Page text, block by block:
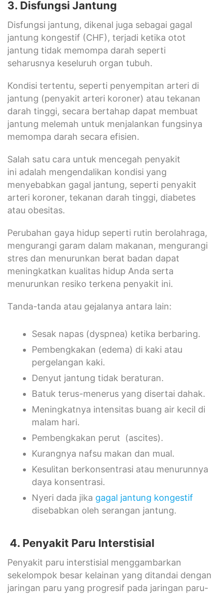
3. Disfungsi Jantung
Disfungsi jantung, dikenal juga sebagai gagal
jantung kongestif (CHF), terjadi ketika otot
jantung tidak memompa darah seperti
seharusnya keseluruh organ tubuh.
Kondisi tertentu, seperti penyempitan arteri di
jantung (penyakit arteri koroner) atau tekanan
darah tinggi, secara bertahap dapat membuat
jantung melemah untuk menjalankan fungsinya
memompa darah secara efisien.
Salah satu cara untuk mencegah penyakit
ini adalah mengendalikan kondisi yang
menyebabkan gagal jantung, seperti penyakit
arteri koroner, tekanan darah tinggi, diabetes
atau obesitas.
Perubahan gaya hidup seperti rutin berolahraga,
mengurangi garam dalam makanan, mengurangi
stres dan menurunkan berat badan dapat
meningkatkan kualitas hidup Anda serta
menurunkan resiko terkena penyakit ini.
Tanda-tanda atau gejalanya antara lain:
Sesak napas (dyspnea) ketika berbaring.
Pembengkakan (edema) di kaki atau
pergelangan kaki.
Denyut jantung tidak beraturan.
Batuk terus-menerus yang disertai dahak.
Meningkatnya intensitas buang air kecil di
malam hari.
Pembengkakan perut (ascites).
Kurangnya nafsu makan dan mual.
Kesulitan berkonsentrasi atau menurunnya
daya konsentrasi.
Nyeri dada jika gagal jantung kongestif
disebabkan oleh serangan jantung.
4. Penyakit Paru Interstisial
Penyakit paru interstisial menggambarkan
sekelompok besar kelainan yang ditandai dengan
jaringan paru yang progresif pada jaringan paru-